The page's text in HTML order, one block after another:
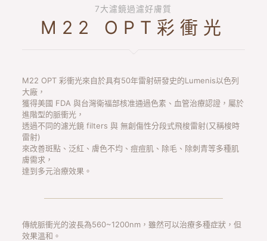
7大濾鏡過濾好膚質
M22 OPT彩衝光
M22 OPT 彩衝光來自於具有50年雷射研發史的Lumenis以色列
大廠，
獲得美國 FDA 與台灣衛福部核准通過色素、血管治療認證，屬於
進階型的脈衝光，
透過不同的濾光鏡 filters 與 無創傷性分段式飛梭雷射(又稱梭時
雷射)
來改善斑點、泛紅、膚色不均、痘痘肌、除毛、除刺青等多種肌
膚需求，
達到多元治療效果。
傳統脈衝光的波長為560~1200nm，雖然可以治療多種症狀，但
效果溫和。